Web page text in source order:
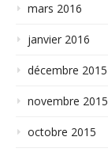
mars 2016
janvier 2016
décembre 2015
novembre 2015
octobre 2015